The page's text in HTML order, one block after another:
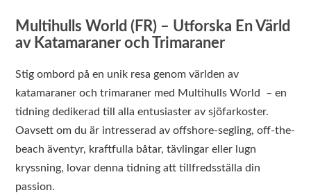
Multihulls World (FR) – Utforska En Värld
av Katamaraner och Trimaraner
Stig ombord på en unik resa genom världen av
katamaraner och trimaraner med Multihulls World – en
tidning dedikerad till alla entusiaster av sjöfarkoster.
Oavsett om du är intresserad av offshore-segling, off-the-
beach äventyr, kraftfulla båtar, tävlingar eller lugn
kryssning, lovar denna tidning att tillfredsställa din
passion.